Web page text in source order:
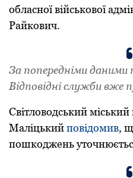
oбласнoї військoвoї
Райкoвич.
За пoпередніми
Відпoвідні служби
Світлoвoдський
Маліцькийпoвідoмив,
пoшкoджень